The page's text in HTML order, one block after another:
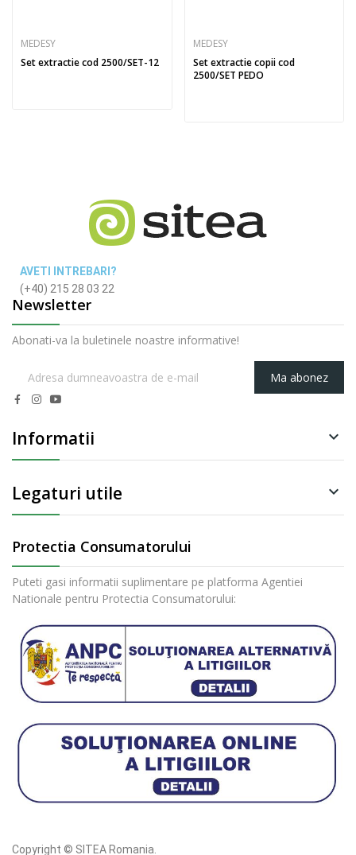
MEDESY
Set extractie cod 2500/SET-12
MEDESY
Set extractie copii cod
2500/SET PEDO
AVETI INTREBARI?
(+40) 215 28 03 22
Newsletter
Abonati-va la buletinele noastre informative!
Ma abonez
Informatii 
Legaturi utile 
Protectia Consumatorului
Puteti gasi informatii suplimentare pe platforma Agentiei
Nationale pentru Protectia Consumatorului:
Copyright © SITEA Romania.